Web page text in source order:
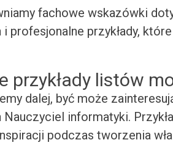
fachowe wskazówki
profesjonalne przykłady,
przykłady listów
dalej, być może
Nauczyciel informatyki.
podczas tworzenia